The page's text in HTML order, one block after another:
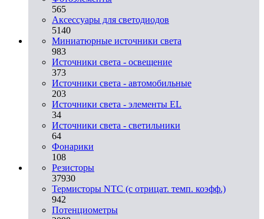
565
Аксессуары для светодиодов
5140
Миниатюрные источники света
983
Источники света - освещение
373
Источники света - автомобильные
203
Источники света - элементы EL
34
Источники света - светильники
64
Фонарики
108
Резисторы
37930
Термисторы NTC (с отрицат. темп. коэфф.)
942
Потенциометры